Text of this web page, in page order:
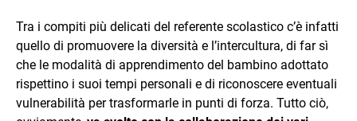
Tra i compiti più delicati del referente scolastico c’è infatti
quello di promuovere la diversità e l’intercultura, di far sì
che le modalità di apprendimento del bambino adottato
rispettino i suoi tempi personali e di riconoscere eventuali
vulnerabilità per trasformarle in punti di forza. Tutto ciò,